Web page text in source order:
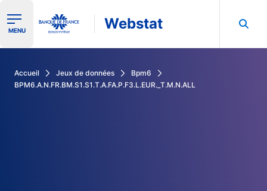
Ouvrir le menu de navigation
MENU Webstat
Accueil Jeux de données
Bpm6
BPM6.A.N.FR.BM.S1.S1.T.A.FA.P.F3.L.EUR._T.M.N.ALL